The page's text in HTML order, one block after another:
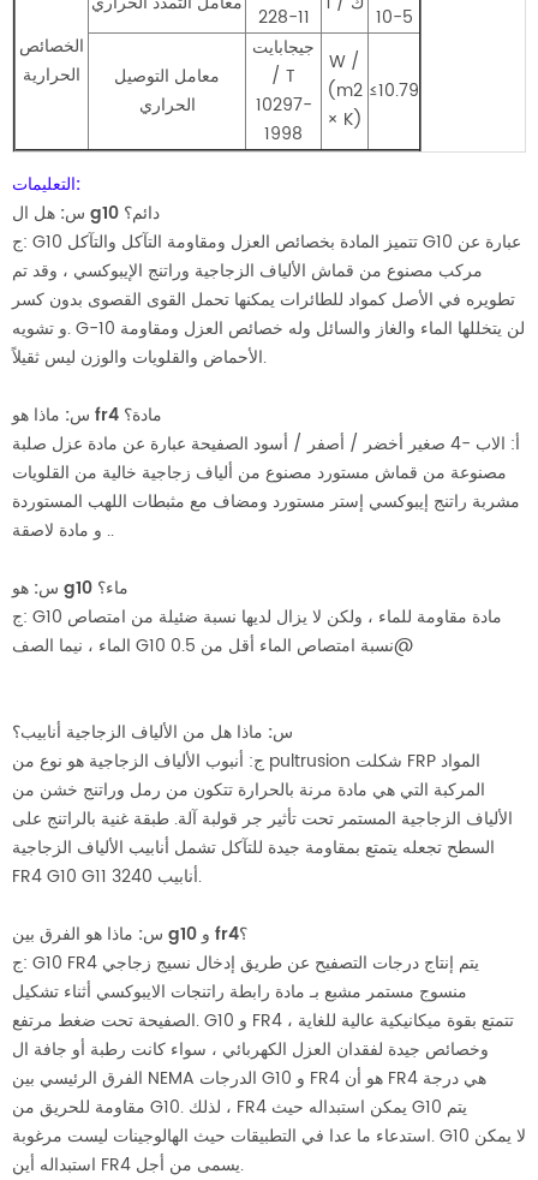
الخصائص
الحرارية
228-11
10-5
معامل التوصيل
الحراري
جيجابايت
/ T
10297-
1998
W /
(m2
× K)
≤10.79
التعليمات:
س: هل ال g10 دائم؟
ج: G10 تتميز المادة بخصائص العزل ومقاومة التآكل والتآكل G10 عبارة عن
مركب مصنوع من قماش الألياف الزجاجية وراتنج الإيبوكسي ، وقد تم
تطويره في الأصل كمواد للطائرات يمكنها تحمل القوى القصوى بدون كسر
و تشويه. G-10 لن يتخللها الماء والغاز والسائل وله خصائص العزل ومقاومة
الأحماض والقلويات والوزن ليس ثقيلاً.
س:
ماذا هو fr4 مادة؟
أ: الاب -4 صغير أخضر / أصفر / أسود الصفيحة عبارة عن مادة عزل صلبة
مصنوعة من قماش مستورد مصنوع من ألياف زجاجية خالية من القلويات
مشربة راتنج إيبوكسي إستر مستورد ومضاف مع مثبطات اللهب المستوردة
و مادة لاصقة ..
س:
هو g10 ماء؟
ج: G10 مادة مقاومة للماء ، ولكن لا يزال لديها نسبة ضئيلة من امتصاص
الماء ، نيما الصف G10 نسبة امتصاص الماء أقل من 0.5@
س: ماذا هل من الألياف الزجاجية أنابيب؟
ج: أنبوب الألياف الزجاجية هو نوع من pultrusion شكلت FRP المواد
المركبة التي هي مادة مرنة بالحرارة تتكون من رمل وراتنج خشن من
الألياف الزجاجية المستمر تحت تأثير جر قولبة آلة. طبقة غنية بالراتنج على
السطح تجعله يتمتع بمقاومة جيدة للتآكل تشمل أنابيب الألياف الزجاجية
FR4 G10 G11 3240 أنابيب.
س: ماذا هو الفرق بين g10 و fr4؟
ج: G10 FR4 يتم إنتاج درجات التصفيح عن طريق إدخال نسيج زجاجي
منسوج مستمر مشبع بـ مادة رابطة راتنجات الايبوكسي أثناء تشكيل
الصفيحة تحت ضغط مرتفع. G10 و FR4 تتمتع بقوة ميكانيكية عالية للغاية ،
وخصائص جيدة لفقدان العزل الكهربائي ، سواء كانت رطبة أو جافة ال
الفرق الرئيسي بين NEMA الدرجات G10 و FR4 هو أن FR4 هي درجة
مقاومة للحريق من G10. لذلك ، FR4 يمكن استبداله حيث G10 يتم
استدعاء ما عدا في التطبيقات حيث الهالوجينات ليست مرغوبة. G10 لا يمكن
استبداله أين FR4 يسمى من أجل.